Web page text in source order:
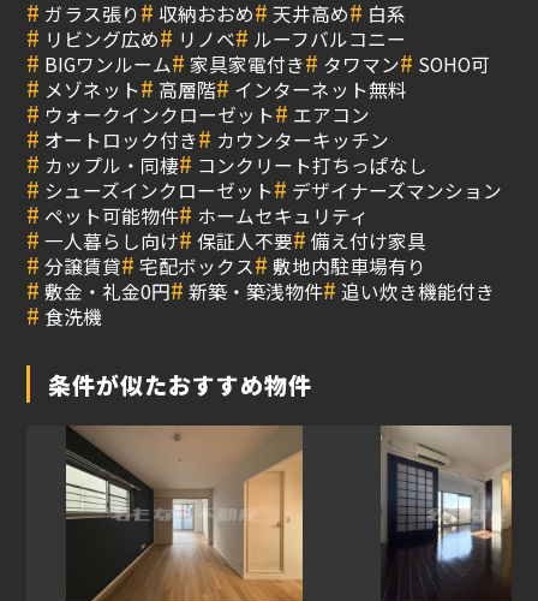
# ガラス張り# 収納おおめ# 天井高め# 白系
# リビング広め# リノベ# ルーフバルコニー
# BIGワンルーム# 家具家電付き# タワマン# SOHO可
# メゾネット# 高層階# インターネット無料
# ウォークインクローゼット# エアコン
# オートロック付き# カウンターキッチン
# カップル・同棲# コンクリート打ちっぱなし
# シューズインクローゼット# デザイナーズマンション
# ペット可能物件# ホームセキュリティ
# 一人暮らし向け# 保証人不要# 備え付け家具
# 分譲賃貸# 宅配ボックス# 敷地内駐車場有り
# 敷金・礼金0円# 新築・築浅物件# 追い炊き機能付き
# 食洗機
条件が似たおすすめ物件